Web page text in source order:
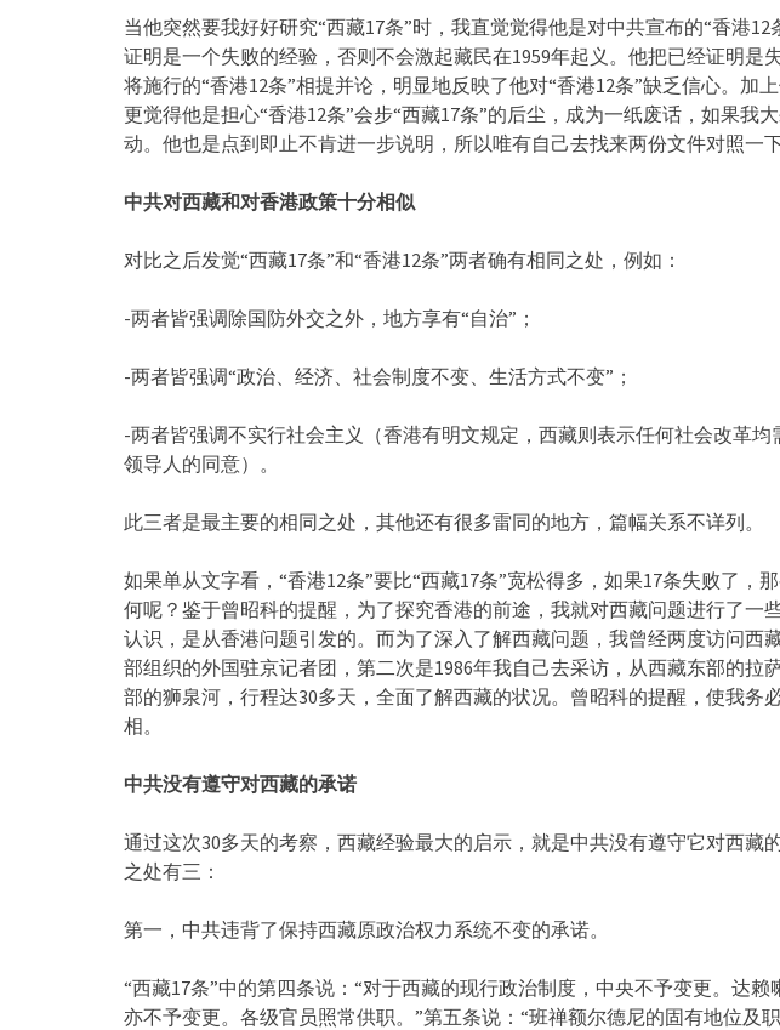
当他突然要我好好研究“西藏17条”时，我直觉觉得他是对中共宣布的“香港12
证明是一个失败的经验，否则不会激起藏民在1959年起义。他把已经证明是
将施行的“香港12条”相提并论，明显地反映了他对“香港12条”缺乏信心。加
更觉得他是担心“香港12条”会步“西藏17条”的后尘，成为一纸废话，如果我
动。他也是点到即止不肯进一步说明，所以唯有自己去找来两份文件对照一下
中共对西藏和对香港政策十分相似
对比之后发觉“西藏17条”和“香港12条”两者确有相同之处，例如：
-两者皆强调除国防外交之外，地方享有“自治”；
-两者皆强调“政治、经济、社会制度不变、生活方式不变”；
-两者皆强调不实行社会主义（香港有明文规定，西藏则表示任何社会改革
领导人的同意）。
此三者是最主要的相同之处，其他还有很多雷同的地方，篇幅关系不详列。
如果单从文字看，“香港12条”要比“西藏17条”宽松得多，如果17条失败了，
何呢？鉴于曾昭科的提醒，为了探究香港的前途，我就对西藏问题进行了一
认识，是从香港问题引发的。而为了深入了解西藏问题，我曾经两度访问西
部组织的外国驻京记者团，第二次是1986年我自己去采访，从西藏东部的拉
部的狮泉河，行程达30多天，全面了解西藏的状况。曾昭科的提醒，使我务
相。
中共没有遵守对西藏的承诺
通过这次30多天的考察，西藏经验最大的启示，就是中共没有遵守它对西藏
之处有三：
第一，中共违背了保持西藏原政治权力系统不变的承诺。
“西藏17条”中的第四条说：“对于西藏的现行政治制度，中央不予变更。达
亦不予变更。各级官员照常供职。”第五条说：“班禅额尔德尼的固有地位及